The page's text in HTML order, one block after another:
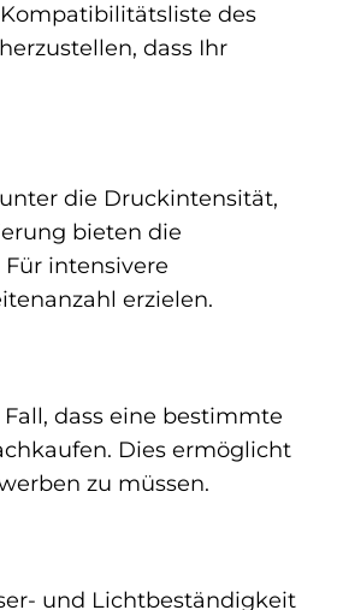
des
dass Ihr
die Druckintensität,
bieten die
intensivere
erzielen.
dass eine bestimmte
Dies ermöglicht
zu müssen.
und Lichtbeständigkeit